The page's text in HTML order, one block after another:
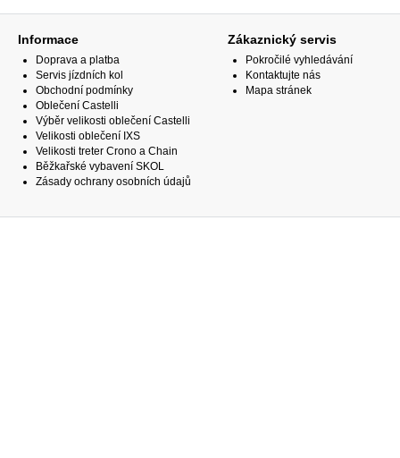
Informace
Doprava a platba
Servis jízdních kol
Obchodní podmínky
Oblečení Castelli
Výběr velikosti oblečení Castelli
Velikosti oblečení IXS
Velikosti treter Crono a Chain
Běžkařské vybavení SKOL
Zásady ochrany osobních údajů
Zákaznický servis
Pokročilé vyhledávání
Kontaktujte nás
Mapa stránek